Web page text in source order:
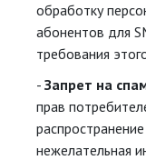
обработку
абонентов для
требования
Запрет на
прав
нежелательная